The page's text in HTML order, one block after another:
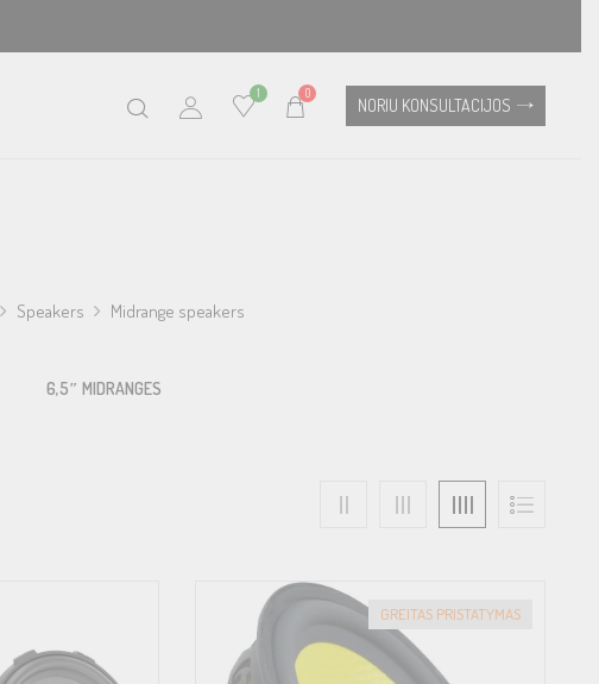
1 0
NORIU KONSULTACIJOS
Speakers Midrange speakers
6,5″ MIDRANGES
GREITAS PRISTATYMAS